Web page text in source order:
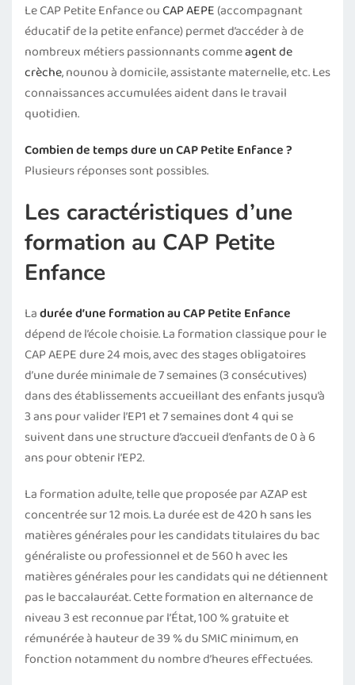
Le CAP Petite Enfance ou CAP AEPE (accompagnant
éducatif de la petite enfance) permet d’accéder à de
nombreux métiers passionnants commeagent de
crèche, nounou à domicile, assistante maternelle, etc. Les
connaissances accumulées aident dans le travail
quotidien.
Combien de temps dure un CAP Petite Enfance ?
Plusieurs réponses sont possibles.
Les caractéristiques d’une
formation au CAP Petite
Enfance
Ladurée d’une formation au CAP Petite Enfance
dépend de l’école choisie. La formation classique pour le
CAP AEPE dure 24 mois, avec des stages obligatoires
d’une durée minimale de 7 semaines (3 consécutives)
dans des établissements accueillant des enfants jusqu’à
3 ans pour valider l’EP1 et 7 semaines dont 4 qui se
suivent dans une structure d’accueil d’enfants de 0 à 6
ans pour obtenir l’EP2.
La formation adulte, telle que proposée par AZAP est
concentrée sur 12 mois. La durée est de 420 h sans les
matières générales pour les candidats titulaires du bac
généraliste ou professionnel et de 560 h avec les
matières générales pour les candidats qui ne détiennent
pas le baccalauréat. Cette formation en alternance de
niveau 3 est reconnue par l’État, 100 % gratuite et
rémunérée à hauteur de 39 % du SMIC minimum, en
fonction notamment du nombre d’heures effectuées.